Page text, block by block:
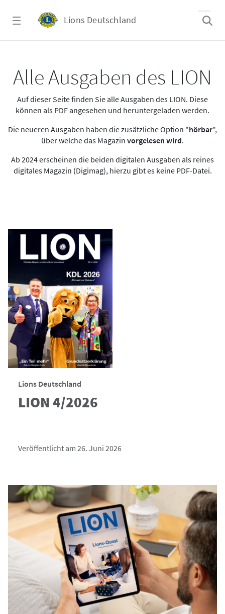
Lions Deutschland
Alle Ausgaben des LION
Auf dieser Seite finden Sie alle Ausgaben des LION. Diese
können als PDF angesehen und heruntergeladen werden.
Die neueren Ausgaben haben die zusätzliche Option "hörbar",
über welche das Magazin vorgelesen wird.
Ab 2024 erscheinen die beiden digitalen Ausgaben als reines
digitales Magazin (Digimag), hierzu gibt es keine PDF-Datei.
Lions Deutschland
LION 4/2026
Veröffentlicht am 26. Juni 2026